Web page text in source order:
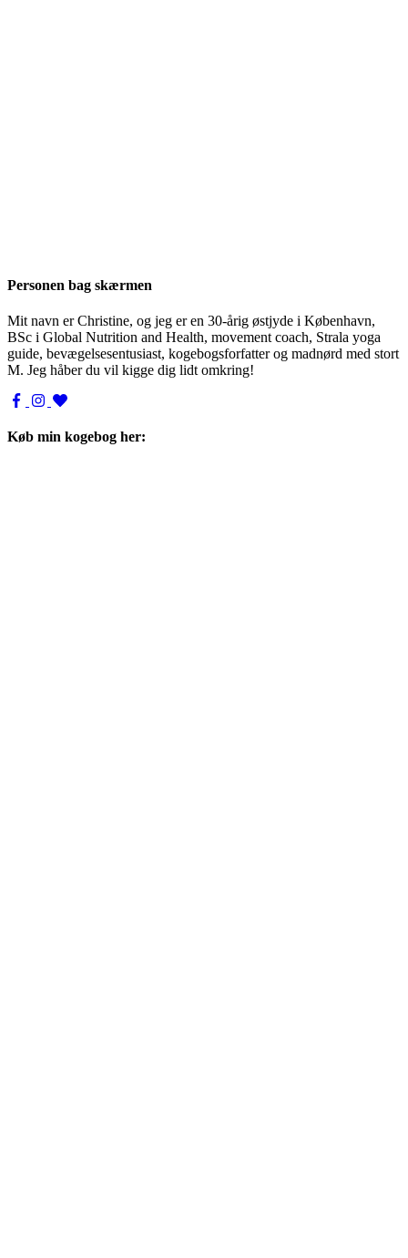
Personen bag skærmen
Mit navn er Christine, og jeg er en 30-årig østjyde i København,
BSc i Global Nutrition and Health, movement coach, Strala yoga
guide, bevægelsesentusiast, kogebogsforfatter og madnørd med stort
M. Jeg håber du vil kigge dig lidt omkring!
Køb min kogebog her: